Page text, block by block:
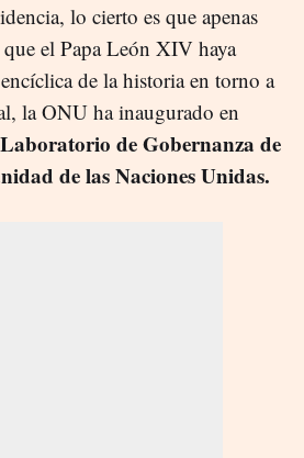
lo cierto es que apenas
que el Papa León XIV haya
de la historia en torno a
la ONU ha inaugurado en
Laboratorio de Gobernanza de
de las Naciones Unidas.